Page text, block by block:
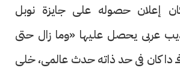
إعلان حصوله على جايزة نوبل
عربى يحصل عليها «وما زال حتى
دا كان فى حد ذاته حدث عالمى، خلى